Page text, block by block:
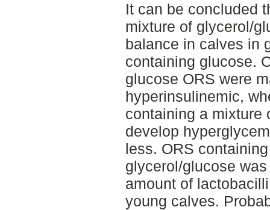
It can be concluded
mixture of glycerol/
balance in calves in
containing glucose.
glucose ORS were
hyperinsulinemic,
containing a mixture
develop
less. ORS
glycerol/glucose
amount of
young calves.